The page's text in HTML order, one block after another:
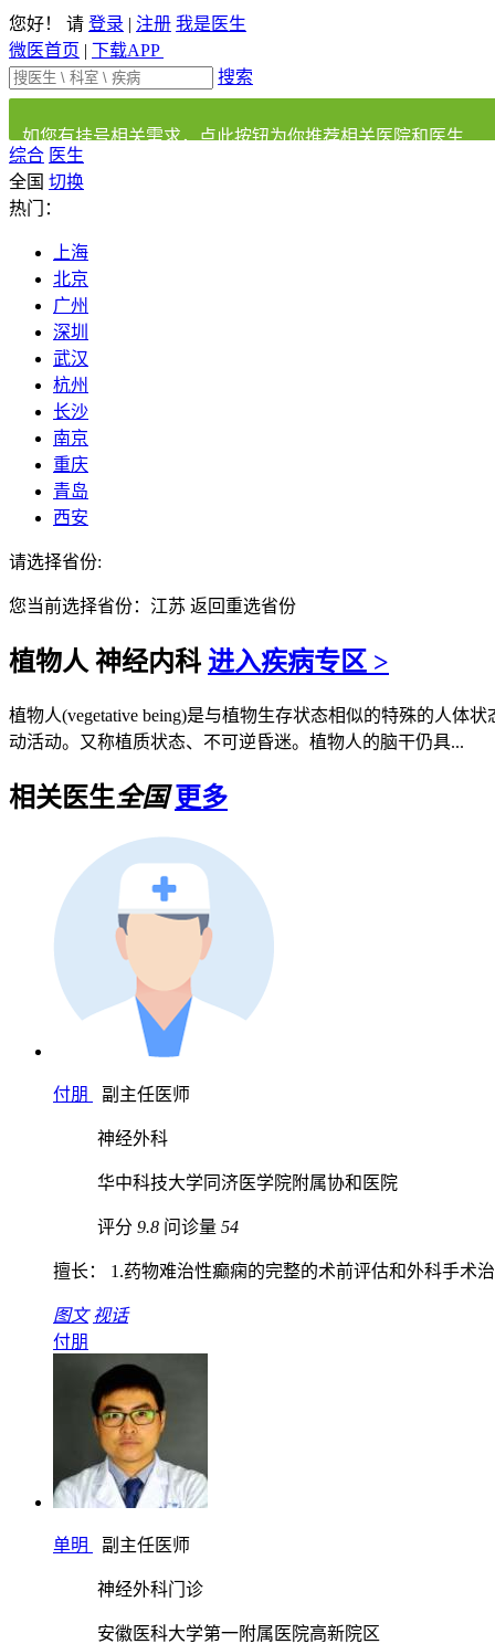
您好！ 请 登录 | 注册 我是医生
微医首页 | 下载APP
搜索
如您有挂号相关需求，点此按钮为你推荐相关医院和医生
综合 医生
全国 切换
热门：
上海
北京
广州
深圳
武汉
杭州
长沙
南京
重庆
青岛
西安
请选择省份:
您当前选择省份： 江苏 返回重选省份
植物人 神经内科 进入疾病专区 >
植物人(vegetative being)是与植物生存状态相似的特殊的人体
动活动。又称植质状态、不可逆昏迷。植物人的脑干仍具...
相关医生全国 更多
付朋 副主任医师
神经外科
华中科技大学同济医学院附属协和医院
评分 9.8 问诊量 54
擅长： 1.药物难治性癫痫的完整的术前评估和外科手术
图文 视话
付朋
单明 副主任医师
神经外科门诊
安徽医科大学第一附属医院高新院区